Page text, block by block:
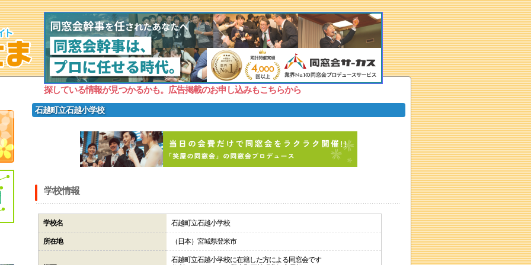
探している情報が見つかるかも。広告掲載のお申し込みもこちらから
石越町立石越小学校
学校情報
学校名 石越町立石越小学校
所在地 （日本）宮城県登米市
石越町立石越小学校に在籍した方による同窓会です